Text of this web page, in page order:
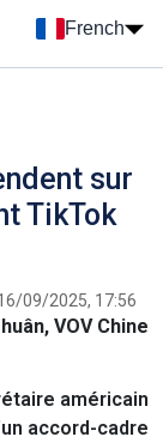
French
sur
TikTok
09/2025, 17:56
VOV Chine
américain
accord-cadre